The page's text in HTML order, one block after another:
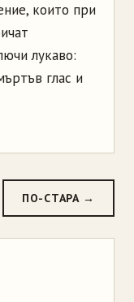
които при
лукаво:
глас и
ПО-СТАРА →